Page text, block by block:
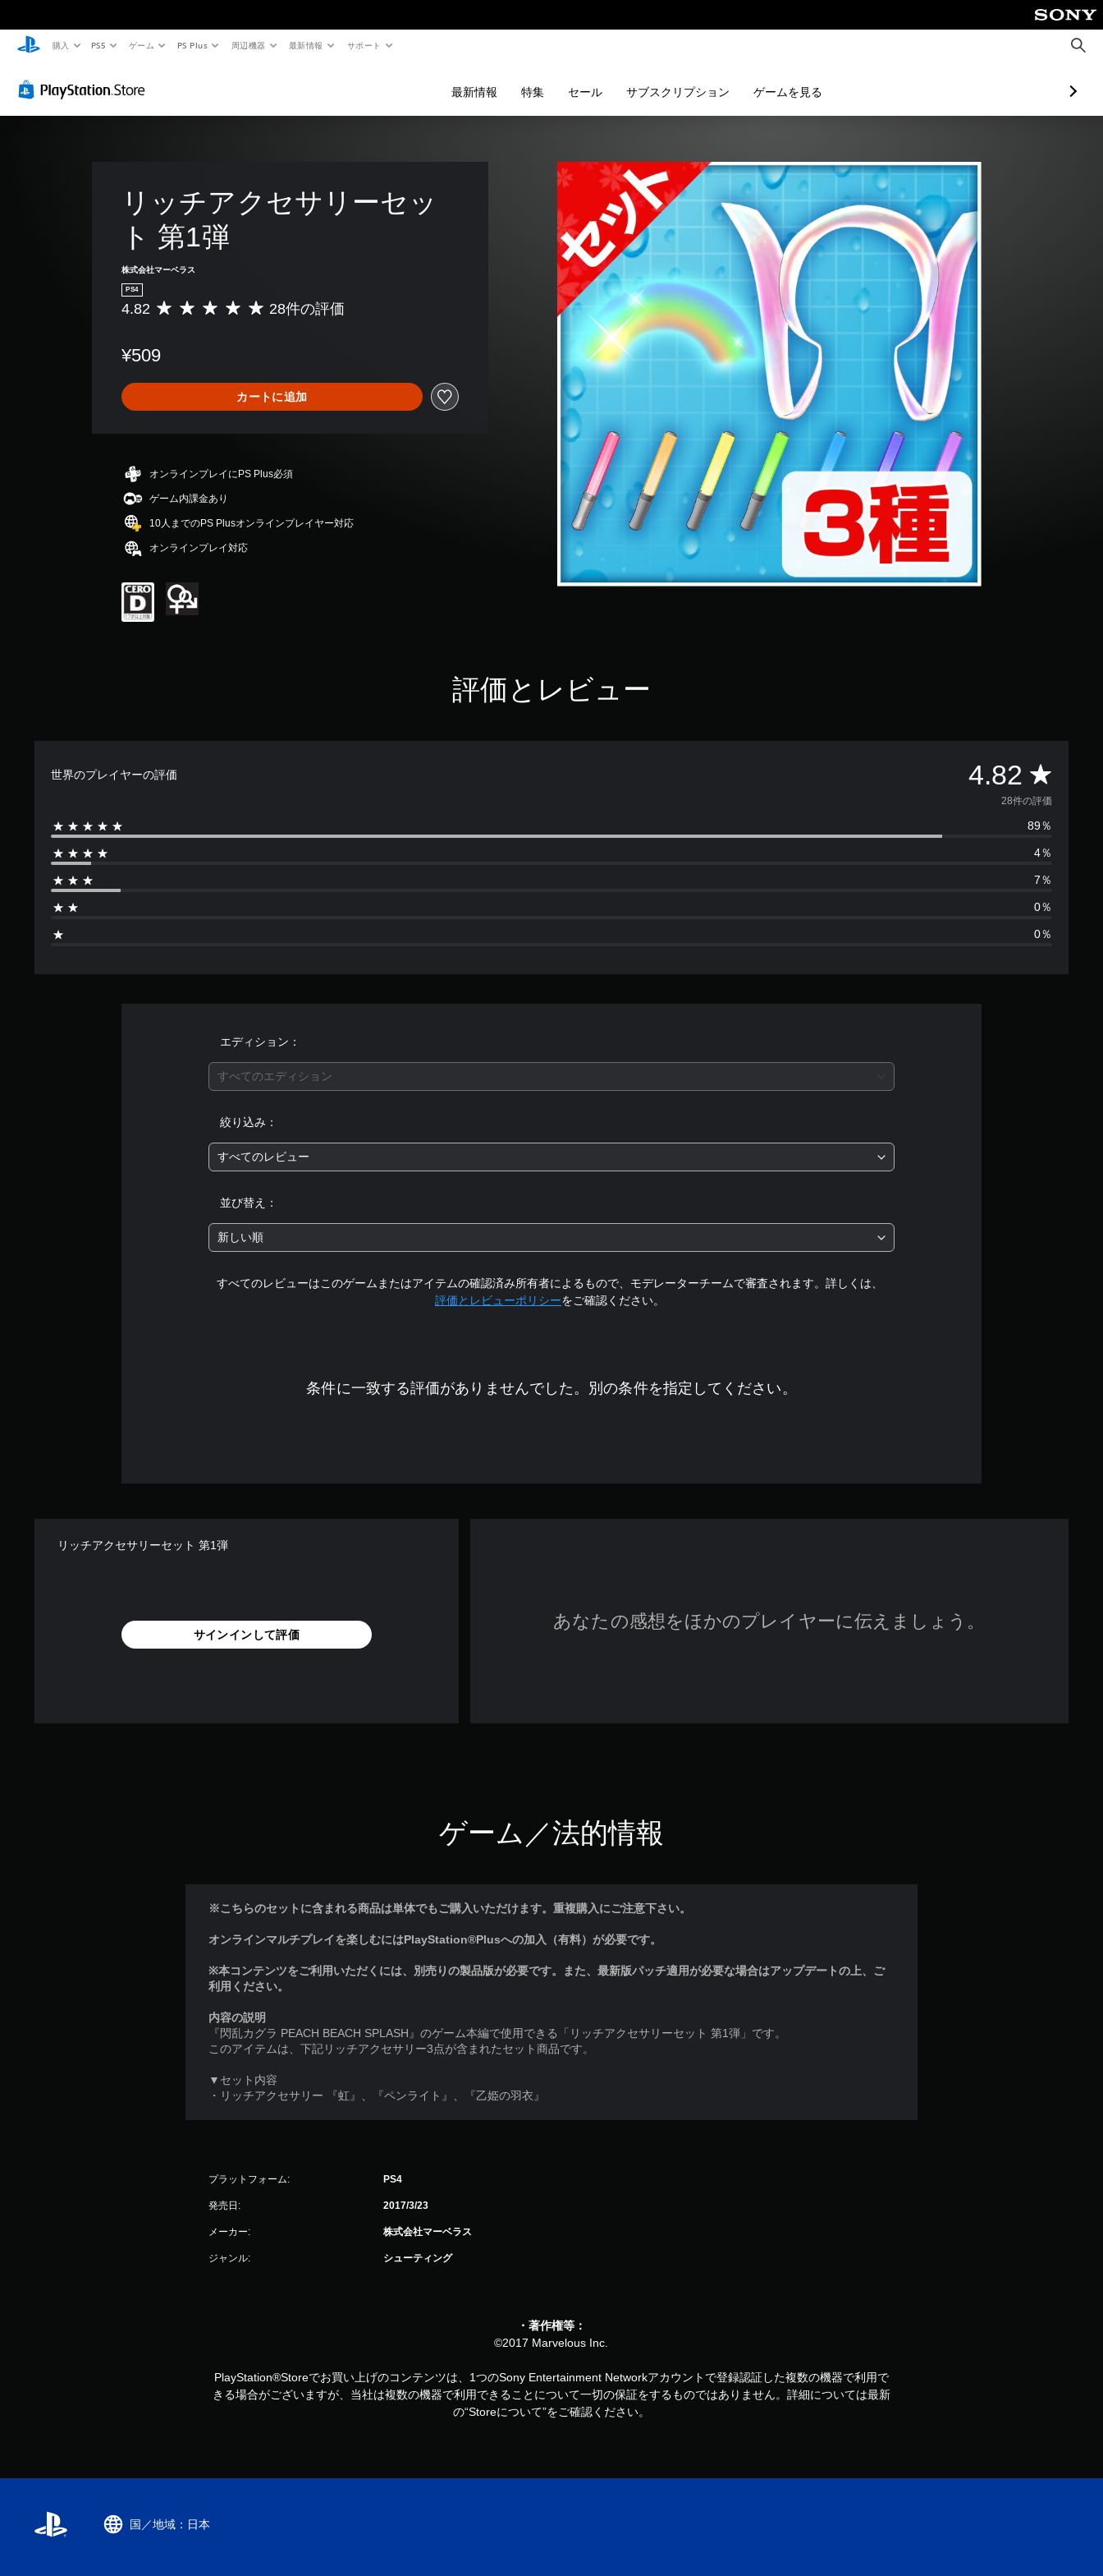
購入 PS5 ゲーム PS Plus 周辺機器 最新情報 サポート
検
索
最新情報 特集 セール サブスクリプション ゲームを見る
リッチアクセサリーセッ
ト 第1弾
株式会社マーベラス
PS4
評
は
8
、
均
価
は
5
段
階
中
の
.
2
4.82 28件の評価
¥509
カートに追加
オンラインプレイにPS Plus必須
ゲーム内課金あり
10人までのPS Plusオンラインプレイヤー対応
オンラインプレイ対応
評価とレビュー
世界のプレイヤーの評価 4.82 評
価
数
は
2
8
、
28件の評価
89％
4％
7％
0％
0％
エディション：
すべてのエディション
絞り込み：
すべてのレビュー
並び替え：
新しい順
すべてのレビューはこのゲームまたはアイテムの確認済み所有者によるもので、モデレーターチームで審査されます。詳しくは、
評価とレビューポリシーをご確認ください。
条件に一致する評価がありませんでした。別の条件を指定してください。
リッチアクセサリーセット 第1弾
サインインして評価
あなたの感想をほかのプレイヤーに伝えましょう。
ゲーム／法的情報
※こちらのセットに含まれる商品は単体でもご購入いただけます。重複購入にご注意下さい。
オンラインマルチプレイを楽しむにはPlayStation®Plusへの加入（有料）が必要です。
※本コンテンツをご利用いただくには、別売りの製品版が必要です。また、最新版パッチ適用が必要な場合はアップデートの上、ご
利用ください。
内容の説明
『閃乱カグラ PEACH BEACH SPLASH』のゲーム本編で使用できる「リッチアクセサリーセット 第1弾」です。
このアイテムは、下記リッチアクセサリー3点が含まれたセット商品です。
▼セット内容
・リッチアクセサリー 『虹』、『ペンライト』、『乙姫の羽衣』
プラットフォーム: PS4
発売日: 2017/3/23
メーカー: 株式会社マーベラス
ジャンル: シューティング
・著作権等：
©2017 Marvelous Inc.
PlayStation®Storeでお買い上げのコンテンツは、1つのSony Entertainment Networkアカウントで登録認証した複数の機器で利用で
きる場合がございますが、当社は複数の機器で利用できることについて一切の保証をするものではありません。詳細については最新
の“Storeについて”をご確認ください。
国／地域：日本